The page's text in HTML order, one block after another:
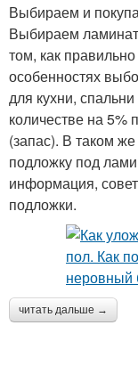
Выбираем и
Выбираем
том, как
особенностях
для кухни,
количестве на
(запас). В таком
подложку под
информация,
подложки.
читать дальше →